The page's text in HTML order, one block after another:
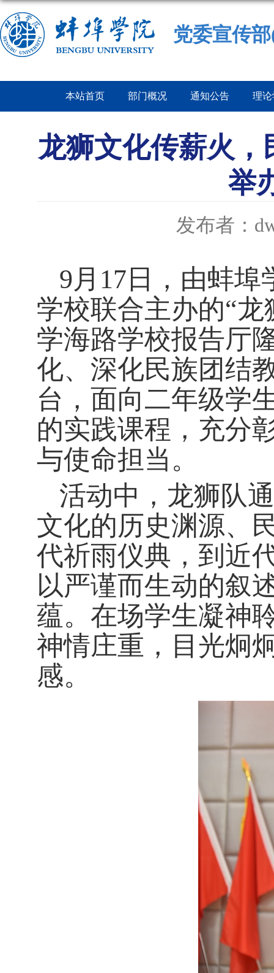
党委宣传
本站首页 部门概况 通知公告 理
龙狮文化传薪火
举
发布者：
9月17日，由蚌
学校联合主办的“
学海路学校报告厅
化、深化民族团结
台，面向二年级学
的实践课程，充分
与使命担当。
活动中，龙狮队
文化的历史渊源、
代祈雨仪典，到近
以严谨而生动的叙
蕴。在场学生凝神
神情庄重，目光炯
感。